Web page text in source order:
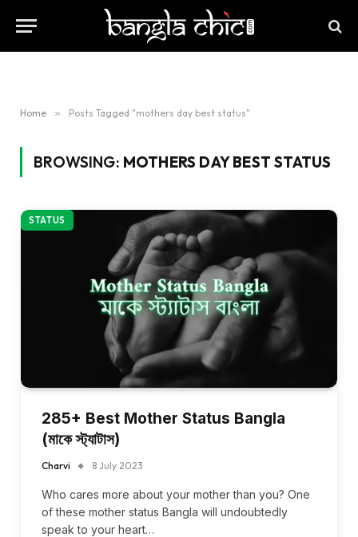
Home » Posts Tagged "mothers day best status"
BROWSING: MOTHERS DAY BEST STATUS
STATUS
285+ Best Mother Status Bangla
(মাকে স্ট্যাটাস)
Charvi 8 July 2023
Who cares more about your mother than you? One
of these mother status Bangla will undoubtedly
speak to your heart…